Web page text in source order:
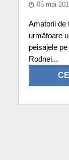
05 mai
Amatorii de
următoare
peisajele
Rodnei...